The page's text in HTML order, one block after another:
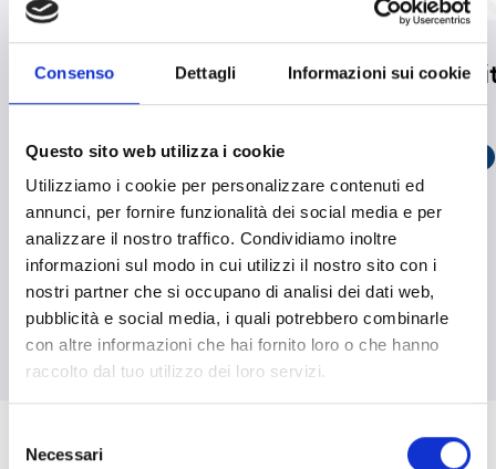
Consenso Dettagli Informazioni sui cookie
Questo sito web utilizza i cookie
Utilizziamo i cookie per personalizzare contenuti ed
annunci, per fornire funzionalità dei social media e per
analizzare il nostro traffico. Condividiamo inoltre
informazioni sul modo in cui utilizzi il nostro sito con i
nostri partner che si occupano di analisi dei dati web,
pubblicità e social media, i quali potrebbero combinarle
con altre informazioni che hai fornito loro o che hanno
raccolto dal tuo utilizzo dei loro servizi.
delNecessari
Inim wurde bei den
MADE Future Industry
Awards vom Ministerium
für Unternehmen und
„Made in Italy“
ausgezeichnet
WEITERLESEN south_east
Inim wird
AERME
arrow_back